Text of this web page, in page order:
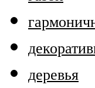
деревья